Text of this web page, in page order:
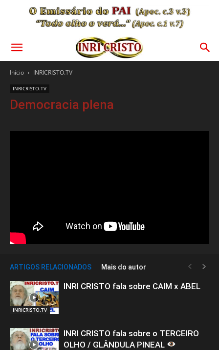
Início INRICRISTO.TV
INRICRISTO.TV
Democracia plena
ARTIGOS RELACIONADOS Mais do autor
INRICRISTO.TV
INRI CRISTO fala sobre CAIM x ABEL
INRI CRISTO fala sobre o TERCEIRO
OLHO / GLÂNDULA PINEAL